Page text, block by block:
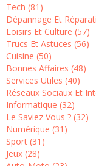
Tech (81)
Dépannage Et
Loisirs Et Culture (57)
Trucs Et Astuces (56)
Cuisine (50)
Bonnes Affaires (48)
Services Utiles (40)
Réseaux Sociaux Et
Informatique (32)
Le Saviez Vous ? (32)
Numérique (31)
Sport (31)
Jeux (28)